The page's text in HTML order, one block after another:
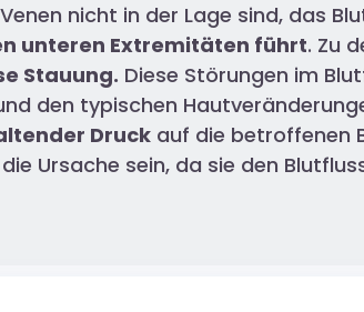
nicht in der Lage sind, das
unteren Extremitäten führt. Zu
Stauung. Diese Störungen im
den typischen
Druck auf die betroffenen
die Ursache sein, da sie den